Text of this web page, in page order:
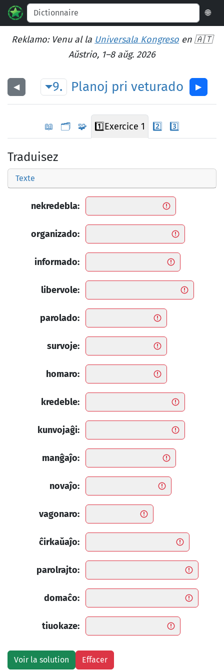
🌐
Reklamo: Venu al la Universala Kongreso en 🇦🇹
Aŭstrio, 1–8 aŭg. 2026
◀︎ 9. Planoj pri veturado ▶︎
📖 🗂️ 🧩 1️⃣Exercice 1 2️⃣ 3️⃣
Traduisez
Texte
nekredebla:
organizado:
informado:
libervole:
parolado:
survoje:
homaro:
kredeble:
kunvojaĝi:
manĝaĵo:
novaĵo:
vagonaro:
ĉirkaŭaĵo:
parolrajto:
domaĉo:
tiuokaze: